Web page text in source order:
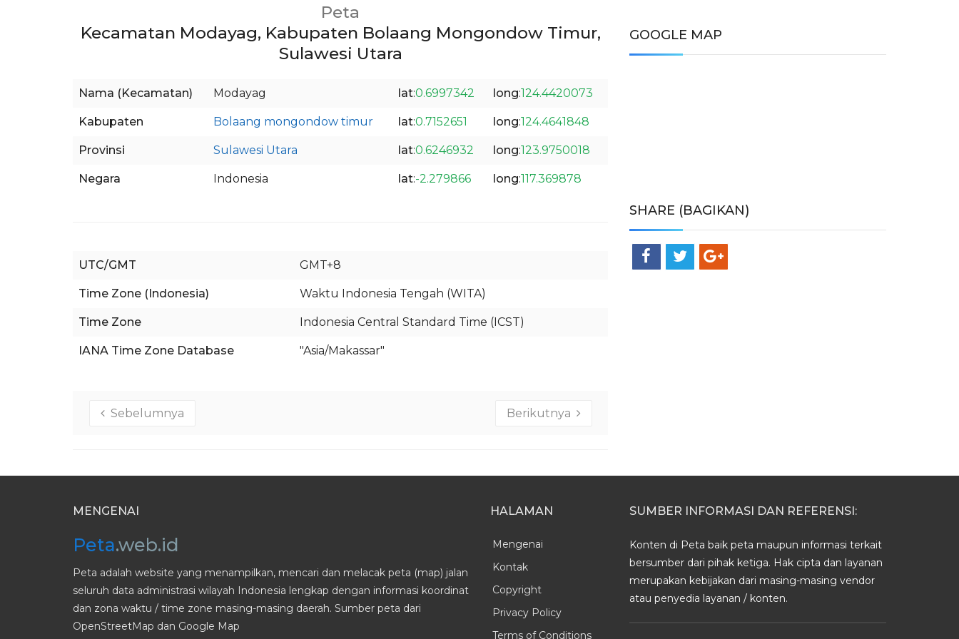
Peta
Kecamatan Modayag, Kabupaten Bolaang Mongondow Timur,
Sulawesi Utara
Nama (Kecamatan) Modayag lat:0.6997342 long:124.4420073
Kabupaten Bolaang mongondow timur lat:0.7152651 long:124.4641848
Provinsi Sulawesi Utara lat:0.6246932 long:123.9750018
Negara Indonesia lat:-2.279866 long:117.369878
UTC/GMT GMT+8
Time Zone (Indonesia) Waktu Indonesia Tengah (WITA)
Time Zone Indonesia Central Standard Time (ICST)
IANA Time Zone Database "Asia/Makassar"
Sebelumnya Berikutnya
GOOGLE MAP
SHARE (BAGIKAN)
MENGENAI
Peta.web.id
Peta adalah website yang menampilkan, mencari dan melacak peta (map) jalan
seluruh data administrasi wilayah Indonesia lengkap dengan informasi koordinat
dan zona waktu / time zone masing-masing daerah. Sumber peta dari
OpenStreetMap dan Google Map
HALAMAN
Mengenai
Kontak
Copyright
Privacy Policy
Terms of Conditions
SUMBER INFORMASI DAN REFERENSI:
Konten di Peta baik peta maupun informasi terkait
bersumber dari pihak ketiga. Hak cipta dan layanan
merupakan kebijakan dari masing-masing vendor
atau penyedia layanan / konten.